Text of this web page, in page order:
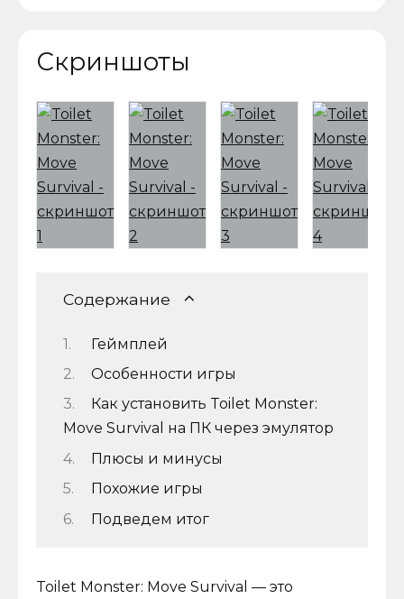
Скриншоты
Содержание
Геймплей
Особенности игры
Как установить Toilet Monster:
Move Survival на ПК через эмулятор
Плюсы и минусы
Похожие игры
Подведем итог
Toilet Monster: Move Survival — это